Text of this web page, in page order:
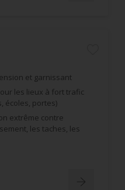
et garnissant
les lieux à fort trafic
écoles, portes)
extrême contre
les taches, les